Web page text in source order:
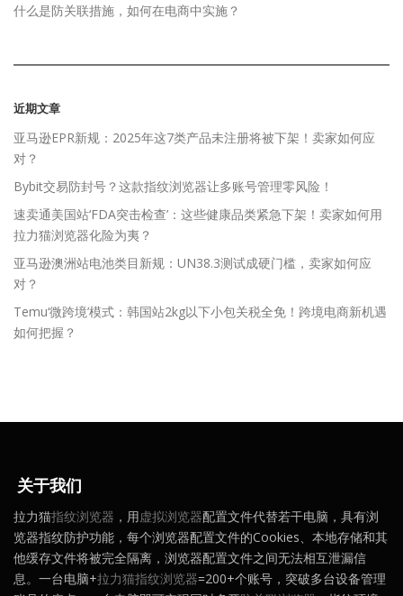
什么是防关联措施，如何在电商中实施？
近期文章
亚马逊EPR新规：2025年这7类产品未注册将被下架！卖家如何应
对？
Bybit交易防封号？这款指纹浏览器让多账号管理零风险！
速卖通美国站‘FDA突击检查’：这些健康品类紧急下架！卖家如何用
拉力猫浏览器化险为夷？
亚马逊澳洲站电池类目新规：UN38.3测试成硬门槛，卖家如何应
对？
Temu‘微跨境’模式：韩国站2kg以下小包关税全免！跨境电商新机遇
如何把握？
关于我们
拉力猫指纹浏览器 ，用虚拟浏览器配置文件代替若干电脑，具有浏
览器指纹防护功能，每个浏览器配置文件的Cookies、本地存储和其
他缓存文件将被完全隔离，浏览器配置文件之间无法相互泄漏信
息。一台电脑+拉力猫指纹浏览器=200+个账号，突破多台设备管理